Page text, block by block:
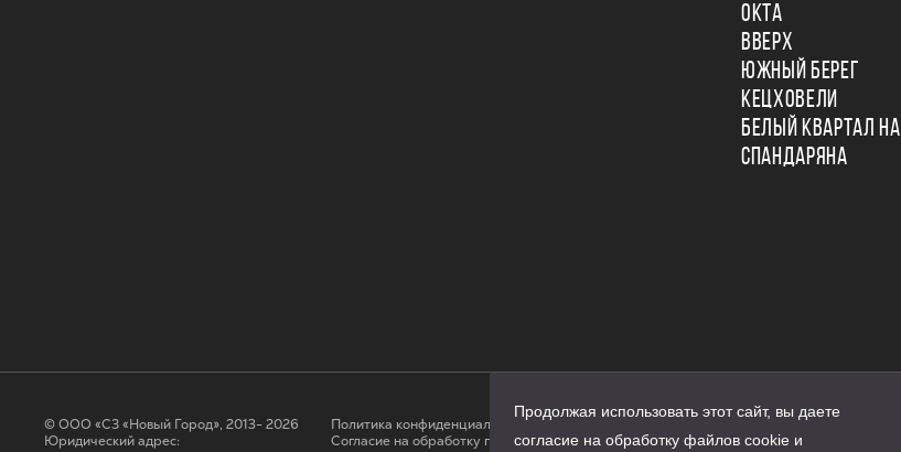
ОКТА
ВВЕРХ
ЮЖНЫЙ БЕРЕГ
КЕЦХОВЕЛИ
БЕЛЫЙ КВАРТАЛ НА
СПАНДАРЯНА
© ООО «СЗ «Новый Город», 2013- 2026
Юридический адрес:
Политика конфиденциальности
Согласие на обработку персональных данных
Продолжая использовать этот сайт, вы даете
согласие на обработку файлов cookie и